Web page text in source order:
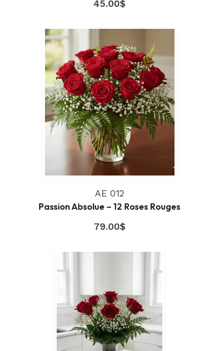
45.00$
AE 012
Passion Absolue – 12 Roses Rouges
79.00$